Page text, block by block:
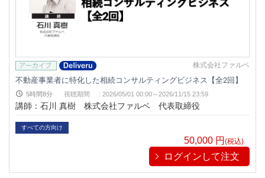
株式会社ファルベ
不動産事業者に特化した相続コンサルティングビジネス【全2回】
5時間8分 視聴期間 : 2026/05/01 00:00～2026/11/15 23:59
講師：石川 真樹 株式会社ファルベ 代表取締役
すべての方向け
50,000 円 (税込)
ログインして注文